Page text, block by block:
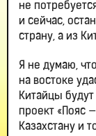
не
и сейчас,
страну, а из
Я не думаю,
на востоке
Китайцы
проект «Пояс
Казахстану и